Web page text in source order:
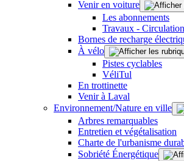
Venir en voiture
Les abonnements
Travaux - Circulation
Bornes de recharge
À vélo
Pistes cyclables
VéliTul
En trottinette
Venir à Laval
Environnement/Nature en ville
Arbres remarquables
Entretien et végétalisation
Charte de l'urbanisme
Sobriété Énergétique